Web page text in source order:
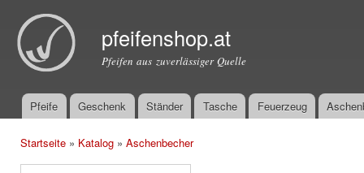
pfeifenshop.at
Pfeifen aus zuverlässiger Quelle
Hauptmenü
Pfeife Geschenk Ständer Tasche Feuerzeug
Startseite » Katalog » Aschenbecher